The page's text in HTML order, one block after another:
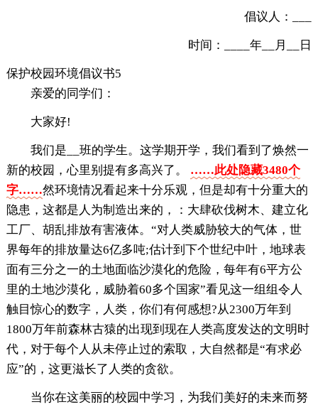
倡议人：___
时间：____年__月__日
保护校园环境倡议书5
亲爱的同学们：
大家好!
我们是__班的学生。这学期开学，我们看到了焕然一
新的校园，心里别提有多高兴了。 ……此处隐藏3480个
字……然环境情况看起来十分乐观，但是却有十分重大的
隐患，这都是人为制造出来的，：大肆砍伐树木、建立化
工厂、胡乱排放有害液体。“对人类威胁较大的气体，世
界每年的排放量达6亿多吨;估计到下个世纪中叶，地球表
面有三分之一的土地面临沙漠化的危险，每年有6平方公
里的土地沙漠化，威胁着60多个国家”看见这一组组令人
触目惊心的数字，人类，你们有何感想?从2300万年到
1800万年前森林古猿的出现到现在人类高度发达的文明时
代，对于每个人从未停止过的索取，大自然都是“有求必
应”的，这更滋长了人类的贪欲。
当你在这美丽的校园中学习，为我们美好的未来而努